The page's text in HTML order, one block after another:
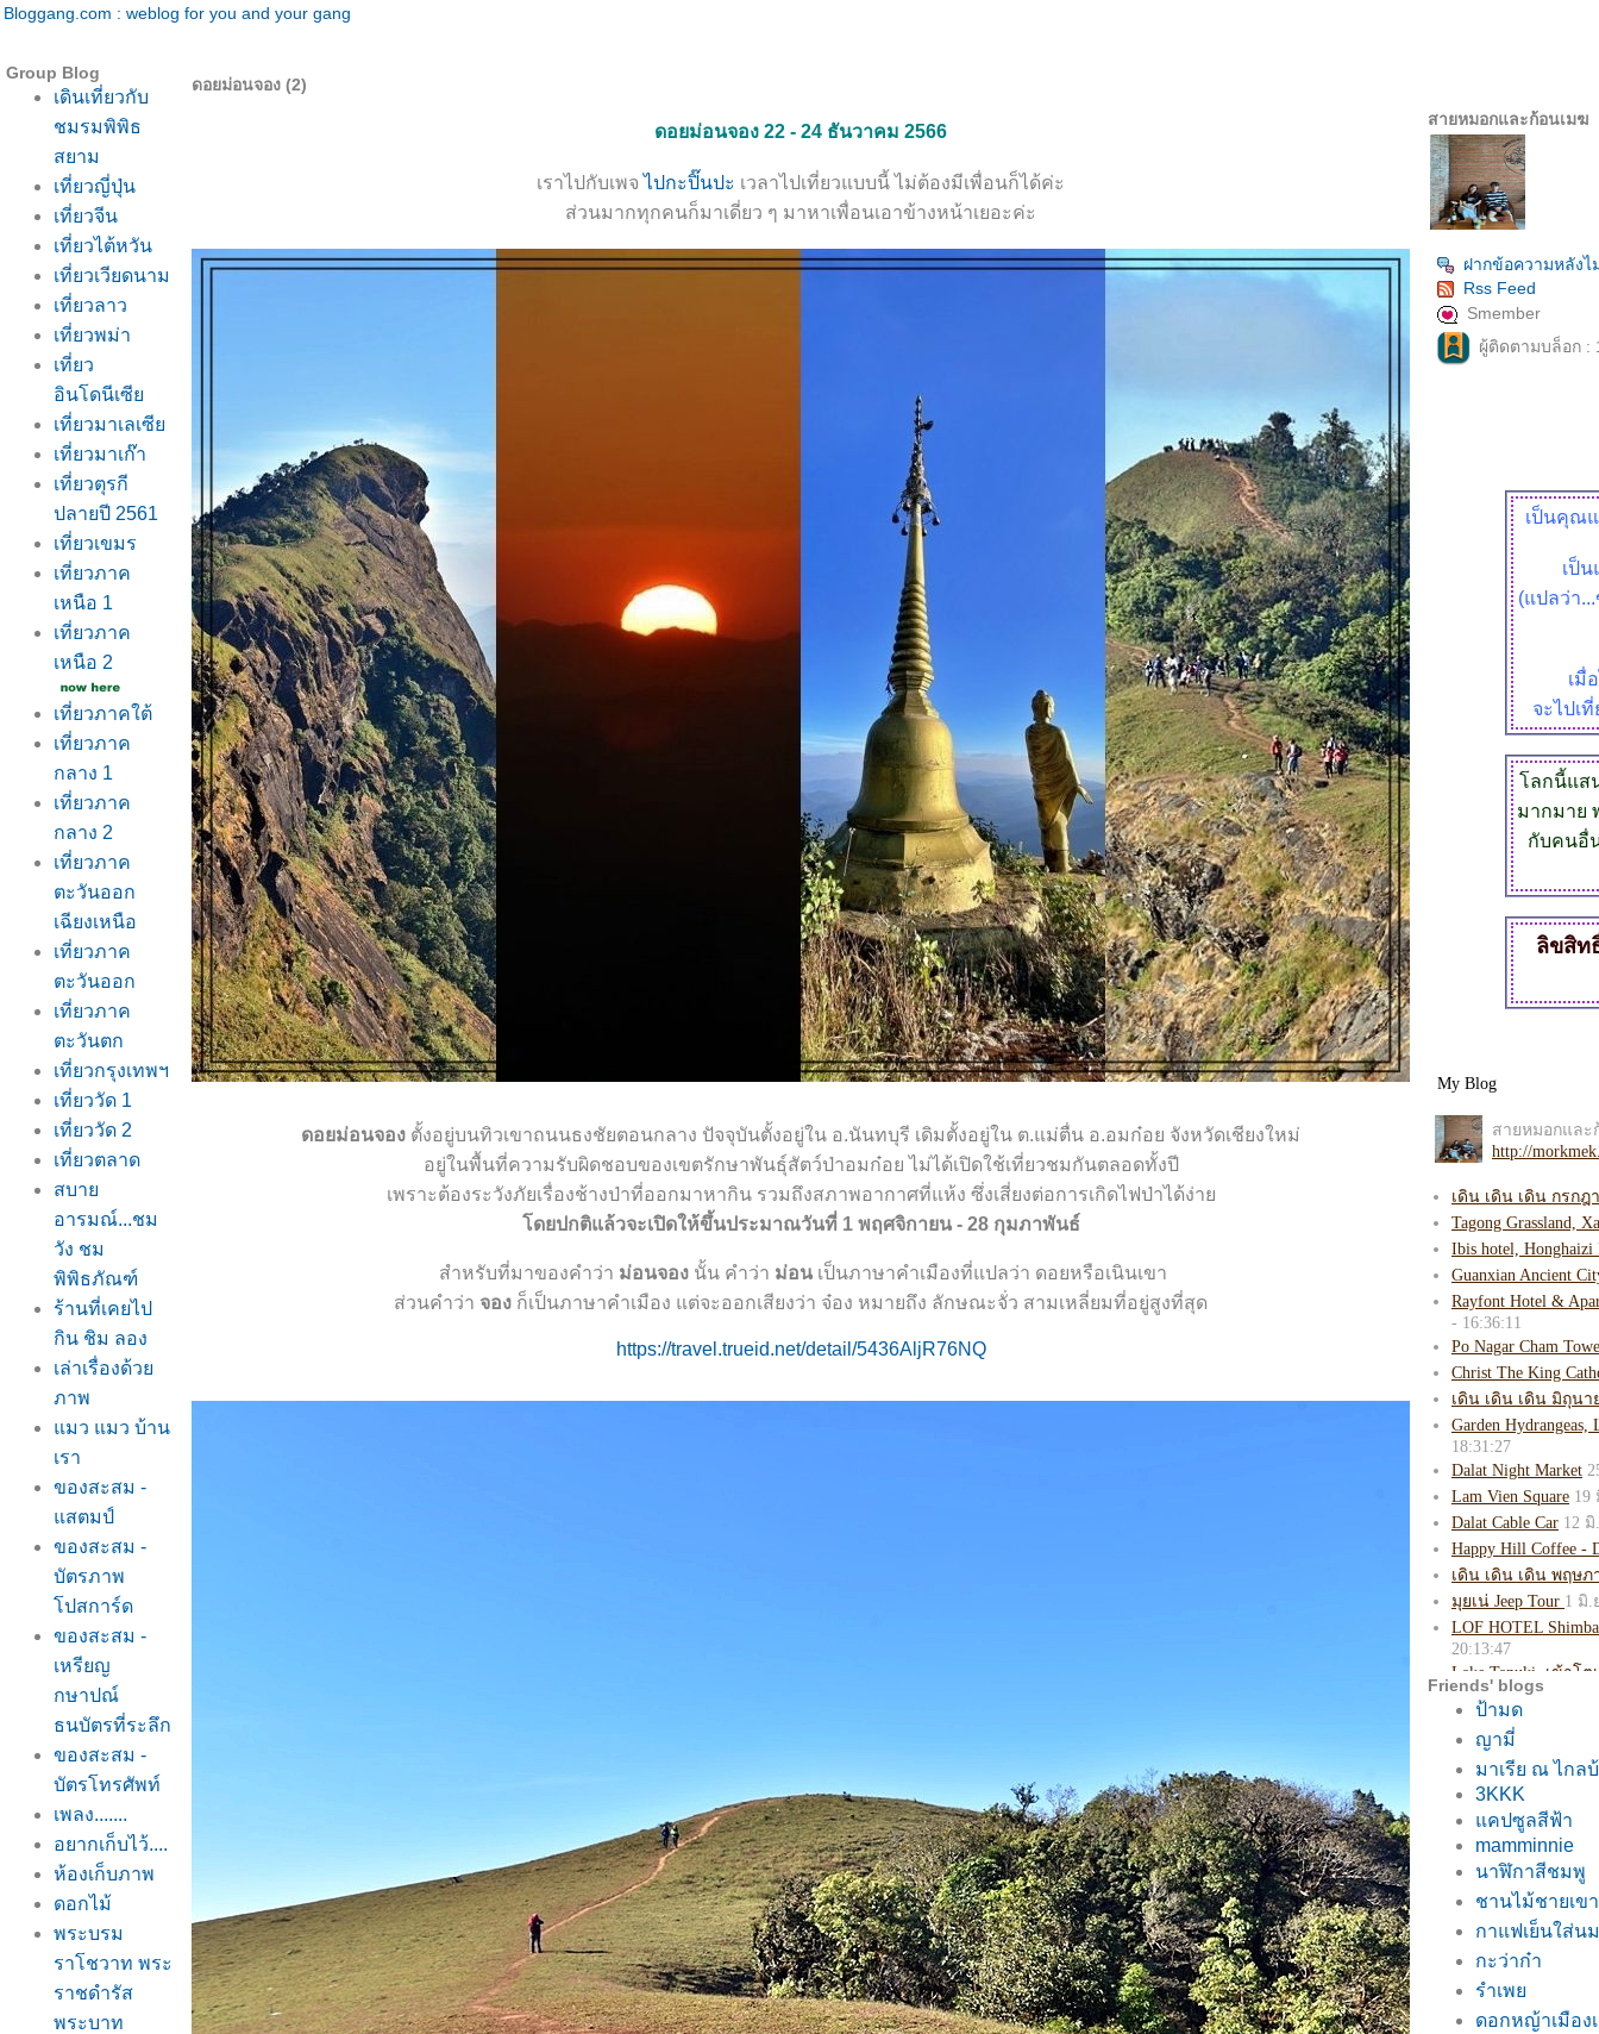
Bloggang.com : weblog for you and your gang
Group Blog
เดินเที่ยวกับ
ชมรมพิพิธ
สยาม
เที่ยวญี่ปุ่น
เที่ยวจีน
เที่ยวไต้หวัน
เที่ยวเวียดนาม
เที่ยวลาว
เที่ยวพม่า
เที่ยว
อินโดนีเซี
เที่ยวมาเลเซี
เที่ยวมาเก๊า
เที่ยวตุรกี
ปลายปี 2561
เที่ยวเขมร
เที่ยวภาค
เหนือ 1
เที่ยวภาค
เหนือ 2
เที่ยวภาคใต้
เที่ยวภาค
กลาง 1
เที่ยวภาค
กลาง 2
เที่ยวภาค
ตะวันออก
เฉียงเหนือ
เที่ยวภาค
ตะวันออก
เที่ยวภาค
ตะวันตก
เที่ยวกรุงเทพฯ
เที่ยววัด 1
เที่ยววัด 2
เที่ยวตลาด
สบา
อารมณ์...ชม
วัง ชม
พิพิธภัณฑ์
ร้านที่เคยไป
กิน ชิม ลอง
เล่าเรื่องด้ว
ภาพ
มว แมว บ้าน
เรา
ของสะสม -
สตมป์
ของสะสม -
บัตรภาพ
ปสการ์ด
ของสะสม -
เหรียญ
กษาปณ์
ธนบัตรที่ระลึก
ของสะสม -
บัตรโทรศัพท์
เพลง.......
อยากเก็บไว้....
ห้องเก็บภาพ
ดอกไม้
พระบรม
ราโชวาท พระ
ราชดำรัส
พระบาท
ดอยม่อนจอง (2)
ดอยม่อนจอง 22 - 24 ธันวาคม 2566
เราไปกับเพจไปกะปิ๊นปะ เวลาไปเที่ยวแบบนี้ ไม่ต้องมีเพื่อนก็ได้ค่ะ
ส่วนมากทุกคนก็มาเดี่ยว ๆ มาหาเพื่อนเอาข้างหน้าเยอะค่ะ
ดอยม่อนจอง ตั้งอยู่บนทิวเขาถนนธงชัยตอนกลาง ปัจจุบันตั้งอยู่ใน อ.นันทบุรี เดิมตั้งอยู่ใน ต.แม่ตื่น อ.อมก๋อย จังหวัดเชียงใหม่
อยู่ในพื้นที่ความรับผิดชอบของเขตรักษาพันธุ์สัตว์ป่าอมก๋อย ไม่ได้เปิดใช้เที่ยวชมกันตลอดทั้งปี
เพราะต้องระวังภัยเรื่องช้างป่าที่ออกมาหากิน รวมถึงสภาพอากาศที่แห้ง ซึ่งเสี่ยงต่อการเกิดไฟป่าได้ง่า
ดยปกติแล้วจะเปิดให้ขึ้นประมาณวันที่ 1 พฤศจิกายน - 28 กุมภาพันธ์
สำหรับที่มาของคำว่า ม่อนจอง นั้น คำว่า ม่อน เป็นภาษาคำเมืองที่แปลว่า ดอยหรือเนินเขา
ส่วนคำว่า จอง ก็เป็นภาษาคำเมือง แต่จะออกเสียงว่า จ๋อง หมายถึง ลักษณะจั่ว สามเหลี่ยมที่อยู่สูงที่สุด
https://travel.trueid.net/detail/5436AljR76NQ
สายหมอกและก้อนเมฆ
ฝากข้อความหลังไ
Rss Feed
Smember
ผู้ติดตามบล็อก :
เป็นคุณ
เป็
(แปลว่า
เมื่
จะไปเ
ลกนี้แสน
มากมาย
กับคนอื่
ลิขสิท
Friends' blogs
ป้ามด
ญามี่
มาเรีย ณ ไกล
3KKK
คปซูลสีฟ้า
mamminnie
นาฬิกาสีชมพู
ชานไม้ชายเขา
กาแฟเย็นใส่น
กะว่าก๋า
รำเพ
ดอกหญ้าเมือ